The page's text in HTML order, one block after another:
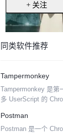
+ 关注
同类软件推荐
Tampermonkey
Tampermonkey 是第
多 UserScript 的
GM_registe...
Postman
Postman 是一个